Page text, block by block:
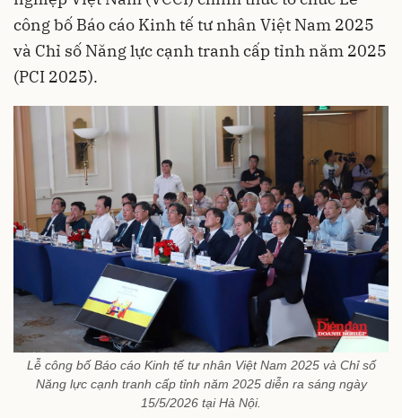
công bố Báo cáo Kinh tế tư nhân Việt Nam 2025
và Chỉ số Năng lực cạnh tranh cấp tỉnh năm 2025
(PCI 2025).
Lễ công bố Báo cáo Kinh tế tư nhân Việt Nam 2025 và Chỉ số
Năng lực cạnh tranh cấp tỉnh năm 2025 diễn ra sáng ngày
15/5/2026 tại Hà Nội.